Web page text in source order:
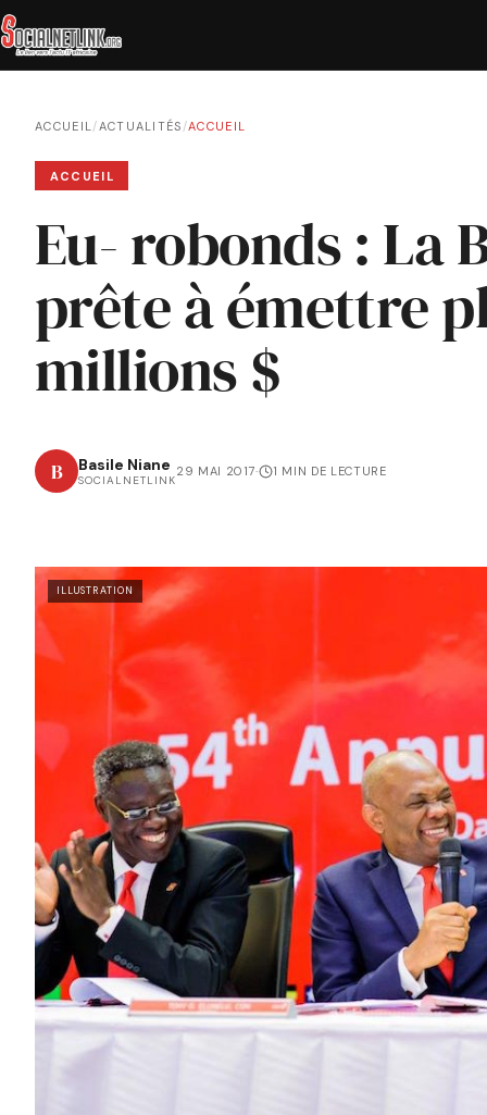
ACCUEIL/ACTUALITÉS /ACCUEIL
ACCUEIL
Eu- robonds : La
prête à émettre
millions $
B Basile Niane
SOCIALNETLINK
29 MAI 2017· 1 MIN DE LECTURE
ILLUSTRATION